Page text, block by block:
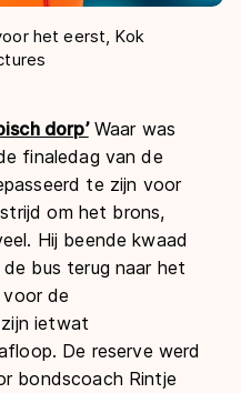
het eerst, Kok
dorp’Waar was
finaledag van de
te zijn voor
om het brons,
Hij beende kwaad
bus terug naar het
voor de
zijn ietwat
De reserve werd
bondscoach Rintje